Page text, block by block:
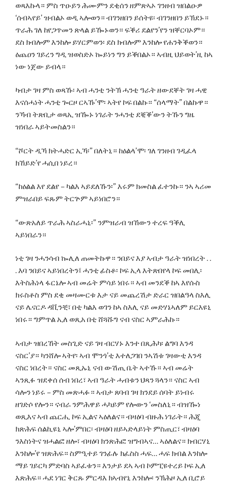
ወጻእኩላ። ምስ ጥዑይን ሕሙምን ደቂሰን ዘምጽኣኦ ገንዘብ ዝበልዑዎ
‘ሰብኣየይ’ ዝብልኦ ወዲ ኣሎወን። ብገንዘበን ይሰትዩ፡ ብገንዘበን ይኽደኑ።
ጥራሕ ገለ ከየጋጥመን ጽላል ይዀኑወን። ፍቕሪ ደልየን’የን ዝቐርባኦም።
ደስ ክብሎም እንከሎ ይሃርምወን፡ ደስ ክብሎም እንከሎ የሐንቅቕወን።
ዕጨዐን ገይረን ግዲ ዝወስድኦ ኰይነን ግን ይቕበልኦ። ኣብዚ ህይወት’ዚ ከኣ
ነው ነጀው ይብላ።
ካብታ ገዛ ምስ ወጻኹ፡ ኣብ ሓንቲ ንትኽ ሓንቲ ዓራት ዘውደቐት ገዛ ሓዊ
እናሰሓነት ሓንቲ ጐርዞ ርኣኹ’ሞ፡ ኣትየ ኮፍ በልኩ። “ሰላማት” በልኩዋ።
ንኻብ ትጽቢታ ወጻኢ ዝዀኑ ነገራት ንሓንቲ ደቒቕ’ውን ትኹን ግዜ
ዝነበራ ኣይትመስልን።
“ሾርት ዲኻ ክትሓድር ኢኻ፡” በለትኒ። ከዕልላ’ሞ፡ ገለ ገንዘብ ገዲፈላ
ክኸይድ’የ ሓሲበ ነይረ።
“ከዕልል እየ ደልየ – ካልእ ኣይደለኹን፡” እሩም ክመስል ፈተንኩ። ንኣ ኣሪመ
ምዝራበይ ፍጹም ትርጕም ኣይነበሮን።
“ውጽአለይ ጥራሕ ኣስራሓኒ፡” ንምዝራብ ዝኸውን ተረፍ ዓቕሊ
ኣይነበራን።
ነቲ ገዛ ንሓንሳብ ኰሊለ ጠመትኩዋ። ንበይና እያ ኣብታ ዓራት ዝነበረት . .
. እባ ንበይና ኣይነበረትን፤ ሓንቲ ፊስቶ፡ ኮፍ ኢላ እትጽበየላ ኮፍ መበሊ፡
እትስሕነላ ፋርኔሎ ኣብ መሬት ምሳይ ነበሩ። ኣብ መንደቕ ከኣ እየሱስ
ክሩስቶስ ምስ ደቂ መዛሙርቱ እታ ናይ መጨረሽታ ድራር ዝበልዓላ ስእሊ
ናይ ሌናርዶ ዳቪንቺ፣ በቲ ካልእ ወገን ከኣ ስእሊ ናይ መድሃኔኣለም ይርእዩኒ
ነበሩ። ግምጥል ኢለ ወጺአ በቲ ሸጓሹግ ናብ ናስር ኣምራሕኩ።
ኣብታ ዝበረኸት መስጊድ ናይ ገዛ ብርሃኑ እንተ በጺሕካ፡ ልግባ እንዳ
ናስር’ያ። ካንሸሎ ኣትየ፡ ኣብ ሞንጎ’ቲ እተለጋገበ ንኣሽቱ ገዛውቲ እንዳ
ናስር ነበረት። ናስር መጺኡኒ ናብ ውሽጢ ቤት ኣተኹ። ኣብ መሬት
ኣንጺፉ ዝደቀሰ ሰብ ነበረ፣ ኣብ ዓራት ሓብቱን ህጻን ጓላን። ናስር ኣብ
ሳሎን ነይሩ – ምስ መጽሓፉ። ኣብታ ጸባብ ገዛ ክንደይ ሰባት ይነብሩ
ዘገድሶ የሎን። ናብራ ንምሕዋይ ሓካይም የሎውን ‘መስለኒ። ብዝዀነ
ወጺእና ኣብ ጨርሒ ኮፍ ኢልና ኣዕለልና። ብዛዕባ ብዙሕ ነገራት። ሕጂ
ክጽሕፍ ሰልኪዩኒ ኣሎ’ምበር፡ ብዛዕባ ዘይኣድላይነት ምስጢር፣ ብዛዕባ
ንእስነትና ዝሓልፎ ዘሎ፣ ብዛዕባ ክንጽሕፎ ዝግብኣና… ኣዕለልና። ክብርሃኒ
እንከሎ’የ ዝጽሕፍ። ስምዒተይ ገንፊሉ ክፈስስ ሓፍ… ሓፍ ክብል እንከሎ
ማይ ገይርካ ምድባስ ኣይፈቱን። እንታይ ደኣ ኣብ ኮምፒዩተረይ ኮፍ ኢለ
እጽሕፍ። ሓደ ነገር ቅርጹ ምርዳእ ክኣብየኒ እንከሎ፡ ንኽሕዞ ኢለ ቢሮይ